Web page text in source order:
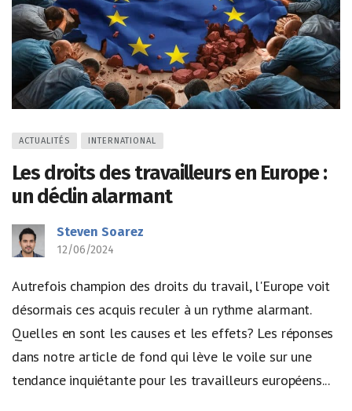
ACTUALITÉS INTERNATIONAL
Les droits des travailleurs en Europe :
un déclin alarmant
Steven Soarez
12/06/2024
Autrefois champion des droits du travail, l'Europe voit
désormais ces acquis reculer à un rythme alarmant.
Quelles en sont les causes et les effets? Les réponses
dans notre article de fond qui lève le voile sur une
tendance inquiétante pour les travailleurs européens...